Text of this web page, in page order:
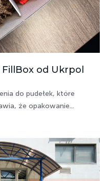
od Ukrpol
do pudełek, które
że opakowanie...